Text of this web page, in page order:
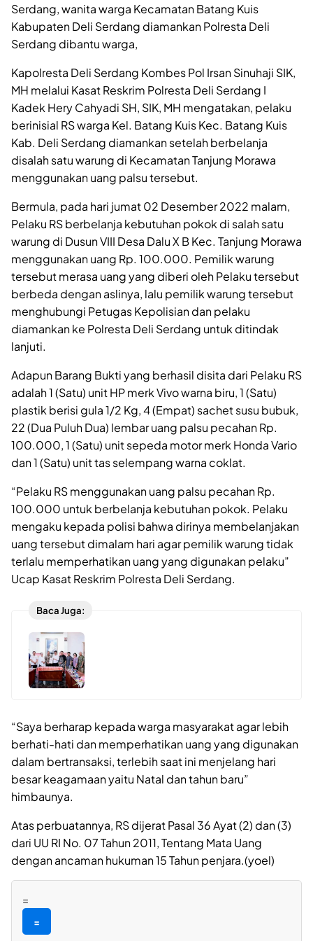
Serdang, wanita warga Kecamatan Batang Kuis
Kabupaten Deli Serdang diamankan Polresta Deli
Serdang dibantu warga,
Kapolresta Deli Serdang Kombes Pol Irsan Sinuhaji SIK,
MH melalui Kasat Reskrim Polresta Deli Serdang I
Kadek Hery Cahyadi SH, SIK, MH mengatakan, pelaku
berinisial RS warga Kel. Batang Kuis Kec. Batang Kuis
Kab. Deli Serdang diamankan setelah berbelanja
disalah satu warung di Kecamatan Tanjung Morawa
menggunakan uang palsu tersebut.
Bermula, pada hari jumat 02 Desember 2022 malam,
Pelaku RS berbelanja kebutuhan pokok di salah satu
warung di Dusun VIII Desa Dalu X B Kec. Tanjung Morawa
menggunakan uang Rp. 100.000. Pemilik warung
tersebut merasa uang yang diberi oleh Pelaku tersebut
berbeda dengan aslinya, lalu pemilik warung tersebut
menghubungi Petugas Kepolisian dan pelaku
diamankan ke Polresta Deli Serdang untuk ditindak
lanjuti.
Adapun Barang Bukti yang berhasil disita dari Pelaku RS
adalah 1 (Satu) unit HP merk Vivo warna biru, 1 (Satu)
plastik berisi gula 1/2 Kg, 4 (Empat) sachet susu bubuk,
22 (Dua Puluh Dua) lembar uang palsu pecahan Rp.
100.000, 1 (Satu) unit sepeda motor merk Honda Vario
dan 1 (Satu) unit tas selempang warna coklat.
“Pelaku RS menggunakan uang palsu pecahan Rp.
100.000 untuk berbelanja kebutuhan pokok. Pelaku
mengaku kepada polisi bahwa dirinya membelanjakan
uang tersebut dimalam hari agar pemilik warung tidak
terlalu memperhatikan uang yang digunakan pelaku”
Ucap Kasat Reskrim Polresta Deli Serdang.
Baca Juga:
“Saya berharap kepada warga masyarakat agar lebih
berhati-hati dan memperhatikan uang yang digunakan
dalam bertransaksi, terlebih saat ini menjelang hari
besar keagamaan yaitu Natal dan tahun baru”
himbaunya.
Atas perbuatannya, RS dijerat Pasal 36 Ayat (2) dan (3)
dari UU RI No. 07 Tahun 2011, Tentang Mata Uang
dengan ancaman hukuman 15 Tahun penjara.(yoel)
=
=